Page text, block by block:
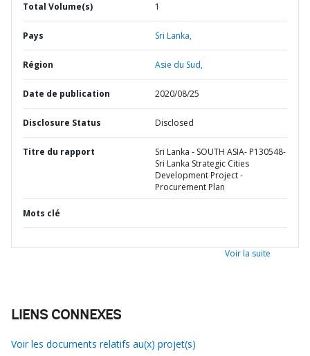
Total Volume(s) 1
Pays Sri Lanka,
Région Asie du Sud,
Date de publication 2020/08/25
Disclosure Status Disclosed
Titre du rapport
Sri Lanka - SOUTH ASIA- P130548-
Sri Lanka Strategic Cities
Development Project -
Procurement Plan
Mots clé
Voir la suite
LIENS CONNEXES
Voir les documents relatifs au(x) projet(s)